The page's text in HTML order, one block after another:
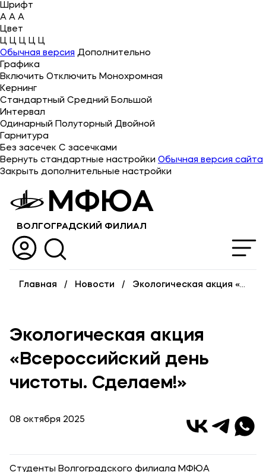
Шрифт
A A A
Цвет
Ц Ц Ц Ц Ц
Обычная версия Дополнительно
Графика
Включить Отключить Монохромная
Кернинг
Стандартный Средний Большой
Интервал
Одинарный Полуторный Двойной
Гарнитура
Без засечек С засечками
Вернуть стандартные настройки Обычная версия сайта
Закрыть дополнительные настройки
МФЮА
ВОЛГОГРАДСКИЙ ФИЛИАЛ
Об университете
Лицензии и документы
Сведения об образовательной организации
Абитуриенту
Музейно-выставочный центр МФЮА
Наука
Выпускникам
Карьера
Институт дополнительного образования
Среднее профессиональное образование
Высшее образование
Дополнительное образование
Медиа
Новости
Главная Новости Экологическая акция «Всероссийский день чистоты. Сделаем!»
Экологическая акция
«Всероссийский день
чистоты. Сделаем!»
08 октября 2025
Студенты Волгоградского филиала МФЮА